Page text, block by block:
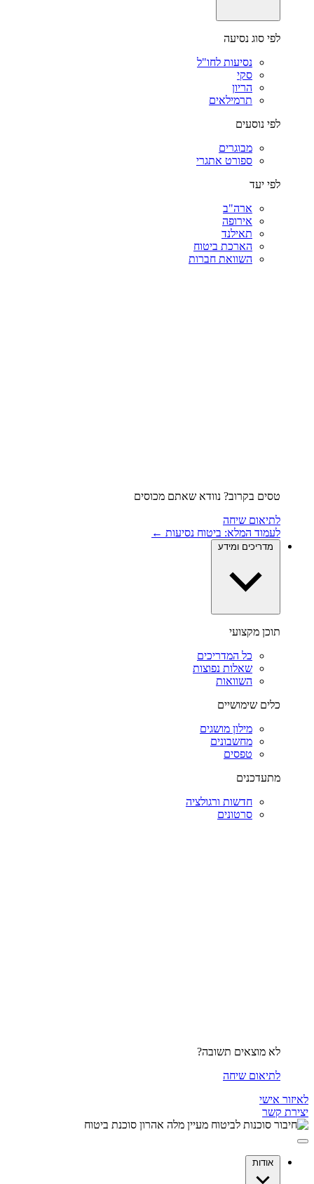
לפי סוג נסיעה
נסיעות לחו"ל
סקי
הריון
תרמילאים
לפי נוסעים
מבוגרים
ספורט אתגרי
לפי יעד
ארה"ב
אירופה
תאילנד
הארכת ביטוח
השוואת חברות
טסים בקרוב? נוודא שאתם מכוסים
לתיאום שיחה
לעמוד המלא: ביטוח נסיעות ←
מדריכים ומידע
תוכן מקצועי
כל המדריכים
שאלות נפוצות
השוואות
כלים שימושיים
מילון מושגים
מחשבונים
טפסים
מתעדכנים
חדשות ורגולציה
סרטונים
לא מוצאים תשובה?
לתיאום שיחה
לאיזור אישי
יצירת קשר
אודות